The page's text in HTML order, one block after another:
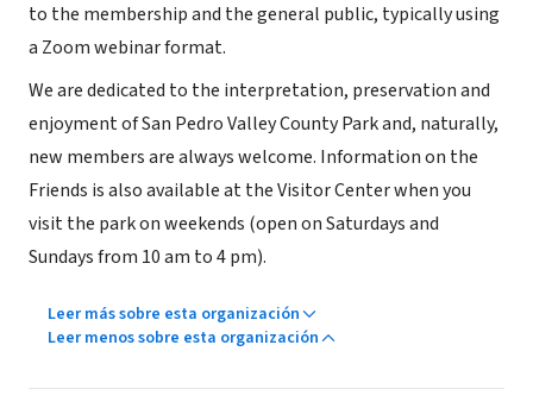
to the membership and the general public, typically using
a Zoom webinar format.
We are dedicated to the interpretation, preservation and
enjoyment of San Pedro Valley County Park and, naturally,
new members are always welcome. Information on the
Friends is also available at the Visitor Center when you
visit the park on weekends (open on Saturdays and
Sundays from 10 am to 4 pm).
Leer más sobre esta organización
Leer menos sobre esta organización